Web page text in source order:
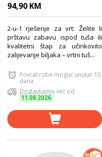
94,90 KM
2-u-1 rješenje za vrt: Želite li
prštavu zabavu ispod tuša ili
kvalitetni štap za učinkovito
zalijevanje biljaka – vrtni tuš...
Povrat robe moguć unutar 15
dana
Dostavljamo već od
11.08.2026